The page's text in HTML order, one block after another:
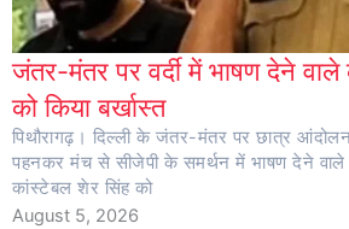
जंतर-मंतर पर वर्दी में भाषण देने
को किया बर्खास्त
पिथौरागढ़। दिल्ली के जंतर-मंतर पर छात्र आंदोलन
पहनकर मंच से सीजेपी के समर्थन में भाषण देने वाले
कांस्टेबल शेर सिंह को
August 5, 2026